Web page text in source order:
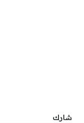
شارك